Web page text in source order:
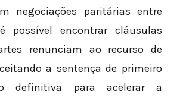
negociações paritárias entre
possível encontrar cláusulas
renunciam ao recurso de
a sentença de primeiro
definitiva para acelerar a